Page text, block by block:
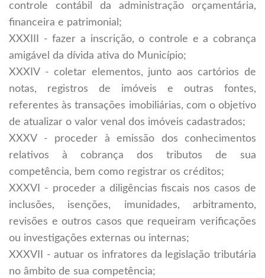
controle contábil da administração orçamentária,
financeira e patrimonial;
XXXIII - fazer a inscrição, o controle e a cobrança
amigável da dívida ativa do Município;
XXXIV - coletar elementos, junto aos cartórios de
notas, registros de imóveis e outras fontes,
referentes às transações imobiliárias, com o objetivo
de atualizar o valor venal dos imóveis cadastrados;
XXXV - proceder à emissão dos conhecimentos
relativos à cobrança dos tributos de sua
competência, bem como registrar os créditos;
XXXVI - proceder a diligências fiscais nos casos de
inclusões, isenções, imunidades, arbitramento,
revisões e outros casos que requeiram verificações
ou investigações externas ou internas;
XXXVII - autuar os infratores da legislação tributária
no âmbito de sua competência;